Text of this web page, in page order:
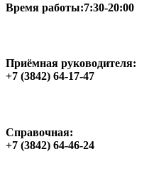
Время работы:7:30-20:00
Приёмная руководителя:
+7 (3842) 64-17-47
Справочная:
+7 (3842) 64-46-24